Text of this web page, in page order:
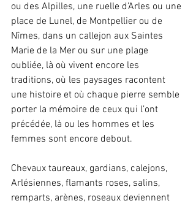
ou des Alpilles, une ruelle d’Arles ou une
place de Lunel, de Montpellier ou de
Nîmes, dans un callejon aux Saintes
Marie de la Mer ou sur une plage
oubliée, là où vivent encore les
traditions, où les paysages racontent
une histoire et où chaque pierre semble
porter la mémoire de ceux qui l’ont
précédée, là ou les hommes et les
femmes sont encore debout.
Chevaux taureaux, gardians, calejons,
Arlésiennes, flamants roses, salins,
remparts, arènes, roseaux deviennent